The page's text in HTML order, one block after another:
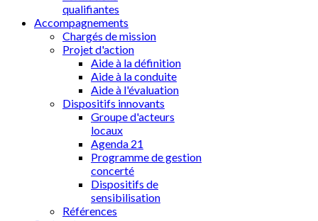
qualifiantes
Accompagnements
Chargés de mission
Projet d'action
Aide à la définition
Aide à la conduite
Aide à l'évaluation
Dispositifs innovants
Groupe d'acteurs
locaux
Agenda 21
Programme de gestion
concerté
Dispositifs de
sensibilisation
Références